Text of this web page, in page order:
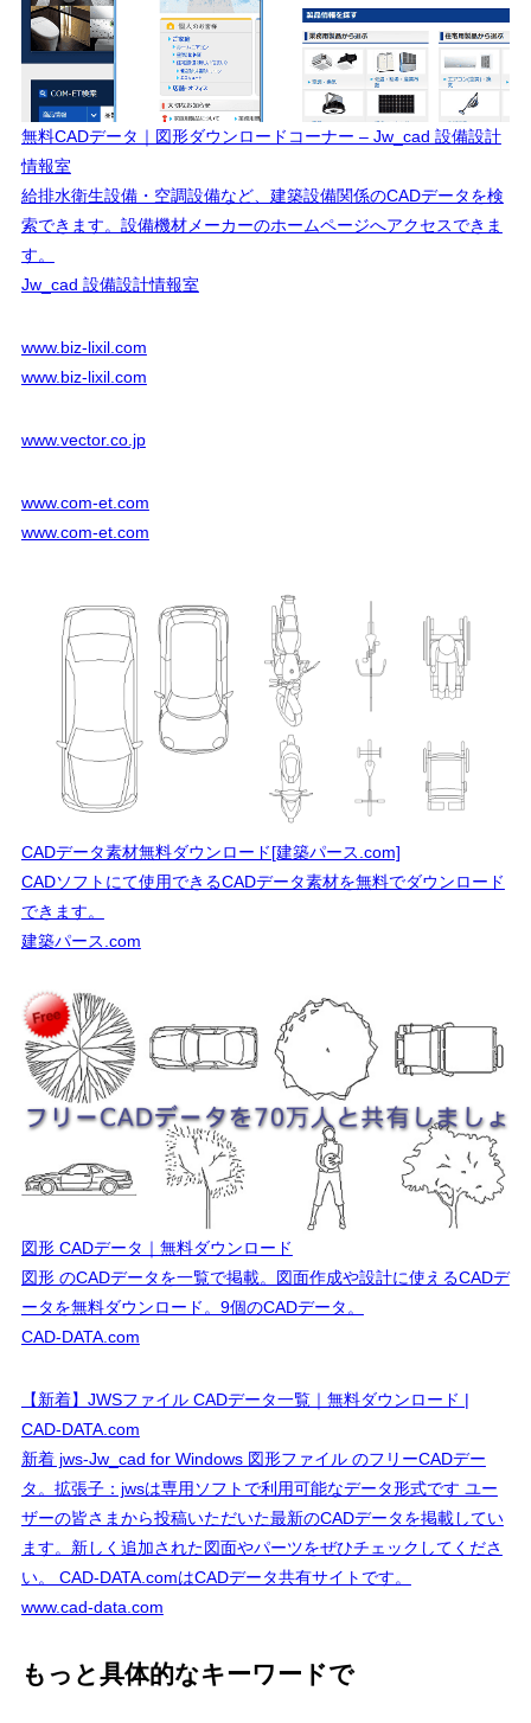
無料CADデータ｜図形ダウンロードコーナー – Jw_cad 設備設計
情報室
給排水衛生設備・空調設備など、建築設備関係のCADデータを検
索できます。設備機材メーカーのホームページへアクセスできま
す。
Jw_cad 設備設計情報室
www.biz-lixil.com
www.biz-lixil.com
www.vector.co.jp
www.com-et.com
www.com-et.com
CADデータ素材無料ダウンロード[建築パース.com]
CADソフトにて使用できるCADデータ素材を無料でダウンロード
できます。
建築パース.com
図形 CADデータ｜無料ダウンロード
図形 のCADデータを一覧で掲載。図面作成や設計に使えるCADデ
ータを無料ダウンロード。9個のCADデータ。
CAD-DATA.com
【新着】JWSファイル CADデータ一覧｜無料ダウンロード |
CAD-DATA.com
新着 jws-Jw_cad for Windows 図形ファイル のフリーCADデー
タ。拡張子：jwsは専用ソフトで利用可能なデータ形式です ユー
ザーの皆さまから投稿いただいた最新のCADデータを掲載してい
ます。新しく追加された図面やパーツをぜひチェックしてくださ
い。 CAD-DATA.comはCADデータ共有サイトです。
www.cad-data.com
もっと具体的なキーワードで